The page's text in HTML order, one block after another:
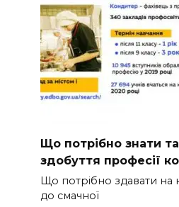
Що потрібно знати
здобуття професії
Що потрібно здавати на
до смачної